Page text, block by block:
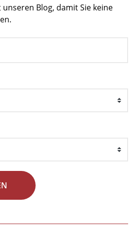
Blog, damit Sie keine